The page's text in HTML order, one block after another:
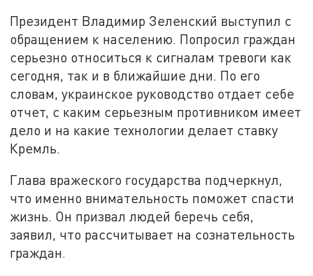
Президент Владимир Зеленский выступил с
обращением к населению. Попросил граждан
серьезно относиться к сигналам тревоги как
сегодня, так и в ближайшие дни. По его
словам, украинское руководство отдает себе
отчет, с каким серьезным противником имеет
дело и на какие технологии делает ставку
Кремль.
Глава вражеского государства подчеркнул,
что именно внимательность поможет спасти
жизнь. Он призвал людей беречь себя,
заявил, что рассчитывает на сознательность
граждан.